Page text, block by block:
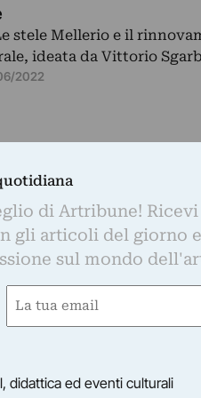
stele Mellerio e il
ideata da Vittorio
2022
la Grande Guerra non
che ne anticipano…
di Artribune!
gli articoli del giorno
sul mondo
Email
didattica ed eventi culturali